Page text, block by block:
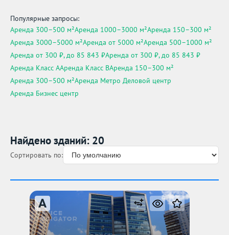
Популярные запросы:
Аренда 300–500 м²Аренда 1000–3000 м²Аренда 150–300 м²
Аренда 3000–5000 м²Аренда от 5000 м²Аренда 500–1000 м²
Аренда от 300 ₽, до 85 843 ₽Аренда от 300 ₽, до 85 843 ₽
Аренда Класс AАренда Класс BАренда 150–300 м²
Аренда 300–500 м²Аренда Метро Деловой центр
Аренда Бизнес центр
Найдено зданий: 20
Сортировать по:
A